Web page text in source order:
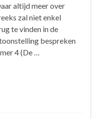
altijd meer over
zal niet enkel
te vinden in de
bespreken
4 (De …